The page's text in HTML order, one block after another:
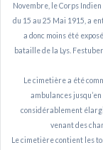
Novembre, le Corps
du 15 au 25 Mai 1915, a
a donc moins été
bataille de la Lys.
Le cimetière a été
ambulances
considérablement
venant des
Le cimetière contient les